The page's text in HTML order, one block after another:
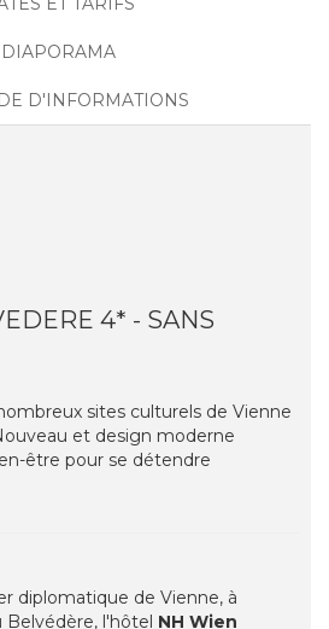
DIAPORAMA
D'INFORMATIONS
4* - SANS
sites culturels de Vienne
et design moderne
être pour se détendre
diplomatique de Vienne, à
l'hôtel NH Wien